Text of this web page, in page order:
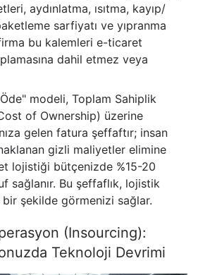
aydınlatma, ısıtma, kayıp/
sarfiyatı ve yıpranma
bu kalemleri e-ticaret
dahil etmez veya
Öde" modeli, Toplam Sahiplik
of Ownership) üzerine
gelen fatura şeffaftır; insan
gizli maliyetler elimine
lojistiği bütçenizde %15-20
sağlanır. Bu şeffaflık, lojistik
şekilde görmenizi sağlar.
(Insourcing):
Teknoloji Devrimi